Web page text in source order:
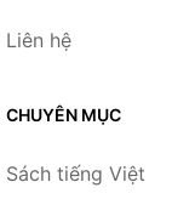
Liên hệ
CHUYÊN MỤC
Sách tiếng Việt